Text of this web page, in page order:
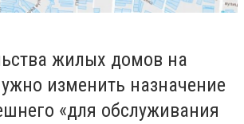
жилых домов на
изменить назначение
«для обслуживания